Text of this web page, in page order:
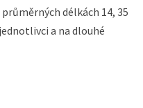
délkách 14, 35
a na dlouhé